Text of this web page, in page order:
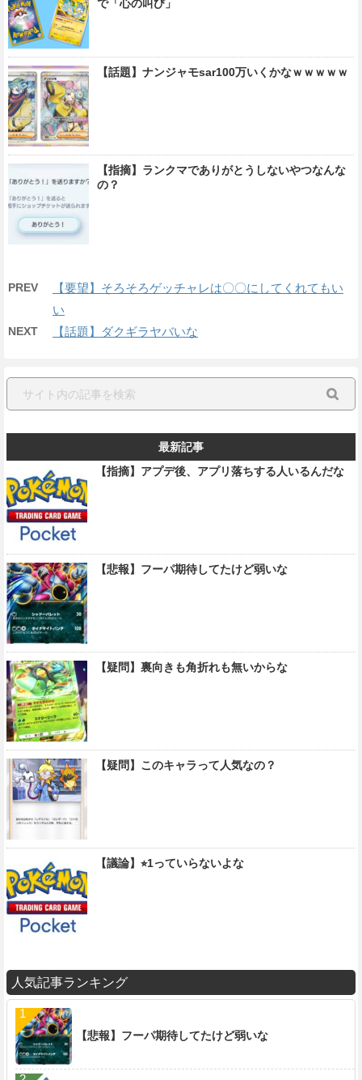
で「心の叫び」
【話題】ナンジャモsar100万いくかなｗｗｗｗｗ
【指摘】ランクマでありがとうしないやつなんな
の？
PREV
【要望】そろそろゲッチャレは〇〇にしてくれてもい
い
NEXT 【話題】ダクギラヤバいな
最新記事
【指摘】アプデ後、アプリ落ちする人いるんだな
【悲報】フーパ期待してたけど弱いな
【疑問】裏向きも角折れも無いからな
【疑問】このキャラって人気なの？
【議論】⭐︎1っていらないよな
人気記事ランキング
【悲報】フーパ期待してたけど弱いな